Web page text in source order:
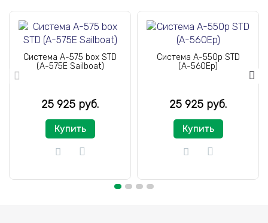
Система A-575 box STD
(A-575E Sailboat)
25 925 руб.
Купить
Система A-550p STD
(A-560Ep)
25 925 руб.
Купить